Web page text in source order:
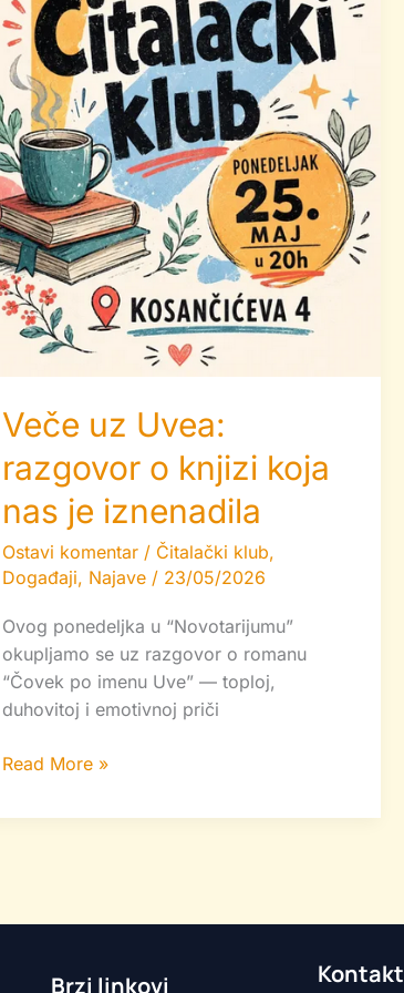
Veče uz Uvea:
razgovor o knjizi koja
nas je iznenadila
Ostavi komentar / Čitalački klub,
Događaji, Najave / 23/05/2026
Ovog ponedeljka u “Novotarijumu”
okupljamo se uz razgovor o romanu
“Čovek po imenu Uve” — toploj,
duhovitoj i emotivnoj priči
koja
nas
je
iznenadila
Read More »
Brzi linkovi Kontakt